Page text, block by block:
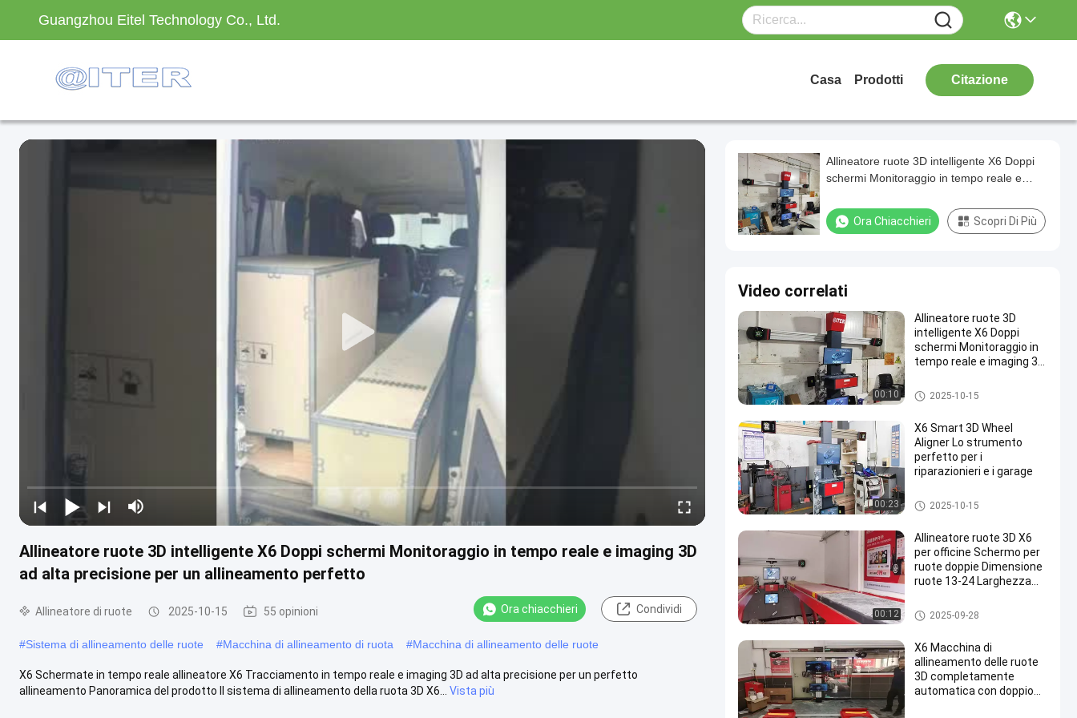
Guangzhou Eitel Technology Co., Ltd.
Casa Prodotti Citazione
Allineatore ruote 3D intelligente X6 Doppi schermi Monitoraggio in tempo reale e imaging 3D
ad alta precisione per un allineamento perfetto
Allineatore di ruote 2025-10-15 55 opinioni Ora chiacchieri Condividi
#Sistema di allineamento delle ruote #Macchina di allineamento di ruota #Macchina di allineamento delle ruote
X6 Schermate in tempo reale allineatore X6 Tracciamento in tempo reale e imaging 3D ad alta precisione per un perfetto
allineamento Panoramica del prodotto Il sistema di allineamento della ruota 3D X6...
Vista più
Allineatore ruote 3D intelligente X6 Doppi
schermi Monitoraggio in tempo reale e
allineamento perfetto
Ora Chiacchieri Scopri Di Più
Video correlati
00:10
Allineatore ruote 3D
intelligente X6 Doppi
schermi Monitoraggio in
tempo reale e imaging 3D
allineamento perfetto
Allineatore di ruote
2025-10-15
00:23
X6 Smart 3D Wheel
Aligner Lo strumento
perfetto per i
riparazionieri e i garage
Allineatore di ruote
2025-10-15
00:12
Allineatore ruote 3D X6
per officine Schermo per
ruote doppie Dimensione
ruote 13-24 Larghezza
1800mm Interasse 2000-
3200mm Distanza di
2700mm
Allineatore di ruote
2025-09-28
X6 Macchina di
allineamento delle ruote
3D completamente
automatica con doppio